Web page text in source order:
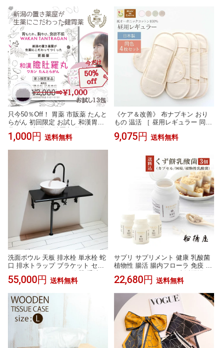
Wモイスチャー サンドイッチ構造
安心の医療機器承認番号 30200BZ
X00117000
只今50％Off！ 胃薬 市販薬 たんと
らがん 初回限定 お試し 和漢胃腸
薬 13包 和漢 膽肚羅丸 熊胆 コウ
ジン入り 胃腸薬 漢方的処方 効果
ぎ 【第3類医薬品】 P2 TOP-1 ジ
1,000円 送料無料
《ケア＆改善》 布ナプキン おり
もの 温活 ［ 昼用レギュラー 同色
4枚 セット メイドインアース ］
日本製 オーガニックコットン 10
フェムケア 冷え対策 羽付き ホル
ダー 軽い日 昼用 多い日 尿もれ 失
禁 生理 ライナー お試し ギフト
9,075円 送料無料
洗面ボウル 天板 排水栓 単水栓 蛇
口 排水トラップ ブラケット セッ
ト おしゃれ かわいい 陶器 手洗い
鉢 ベッセル 壁付け 交換 リフォー
トイレ 賃貸 店舗 販売 白 黒 オー
バーフロー無し サイズ 幅 750 奥
行き 350 高さ 【VIN-21】
55,000円 送料無料
サプリ サプリメント 健康 乳酸菌
植物性 腸活 腸内フローラ 免疫 善
玉 エイジングケア 肌 生活習慣
【くず餅乳酸菌 カプセル90粒×3瓶
22,680円 送料無料